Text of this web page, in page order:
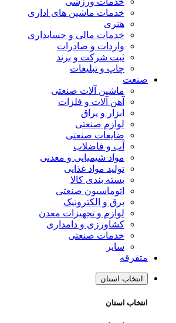
خدمات ماشین های اداری
هنری
خدمات مالی و حسابداری
واردات و صادرات
ثبت شرکت و برند
چاپ و تبلیغات
صنعت
ماشین آلات صنعتی
آهن آلات و فلزات
ابزار و یراق
لوازم صنعتی
ضایعات صنعتی
آب و فاضلاب
مواد شیمیایی و معدنی
تولید مواد غذایی
بسته بندی کالا
اتوماسیون صنعتی
برق و الکترونیک
لوازم و تجهیزات معدن
کشاورزی و دامداری
خدمات صنعتی
سایر
متفرقه
انتخاب استان
انتخاب استان